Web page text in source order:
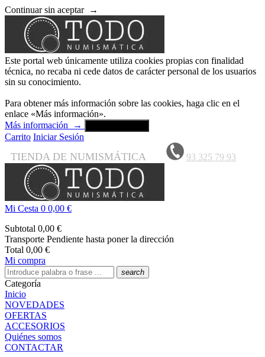
Continuar sin aceptar →
Este portal web únicamente utiliza cookies propias con finalidad
técnica, no recaba ni cede datos de carácter personal de los usuarios
sin su conocimiento.
Para obtener más información sobre las cookies, haga clic en el
enlace «Más información».
Más información
→
Carrito Iniciar Sesión
TIENDA DE NUMISMÁTICA 93 325 79 93
Mi Cesta 0 0,00 €
Subtotal 0,00 €
Transporte Pendiente hasta poner la dirección
Total 0,00 €
Mi compra
search
Categoría
Inicio
NOVEDADES
OFERTAS
ACCESORIOS
Quiénes somos
CONTACTAR